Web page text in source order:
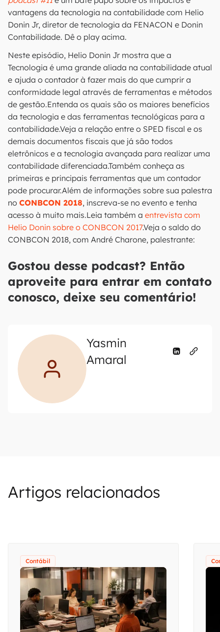
vantagens da tecnologia na contabilidade com Helio
Donin Jr, diretor de tecnologia da FENACON e Donin
Contabilidade. Dê o play acima.
Neste episódio, Helio Donin Jr mostra que a
Tecnologia é uma grande aliada na contabilidade atual
e ajuda o contador à fazer mais do que cumprir a
conformidade legal através de ferramentas e métodos
de gestão.Entenda os quais são os maiores benefícios
da tecnologia e das ferramentas tecnológicas para a
contabilidade.Veja a relação entre o SPED fiscal e os
demais documentos fiscais que já são todos
eletrônicos e a tecnologia avançada para realizar uma
contabilidade diferenciada.Também conheça as
primeiras e principais ferramentas que um contador
pode procurar.Além de informações sobre sua palestra
no CONBCON 2018, inscreva-se no evento e tenha
acesso à muito mais.Leia também a entrevista com
Helio Donin sobre o CONBCON 2017.Veja o saldo do
CONBCON 2018, com André Charone, palestrante:
Gostou desse podcast? Então
aproveite para entrar em contato
conosco, deixe seu comentário!
Yasmin
Amaral
Artigos relacionados
Contábil